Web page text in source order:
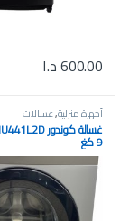
600.00د.ا
أجهزة منزلية,غسالات
9 كغ